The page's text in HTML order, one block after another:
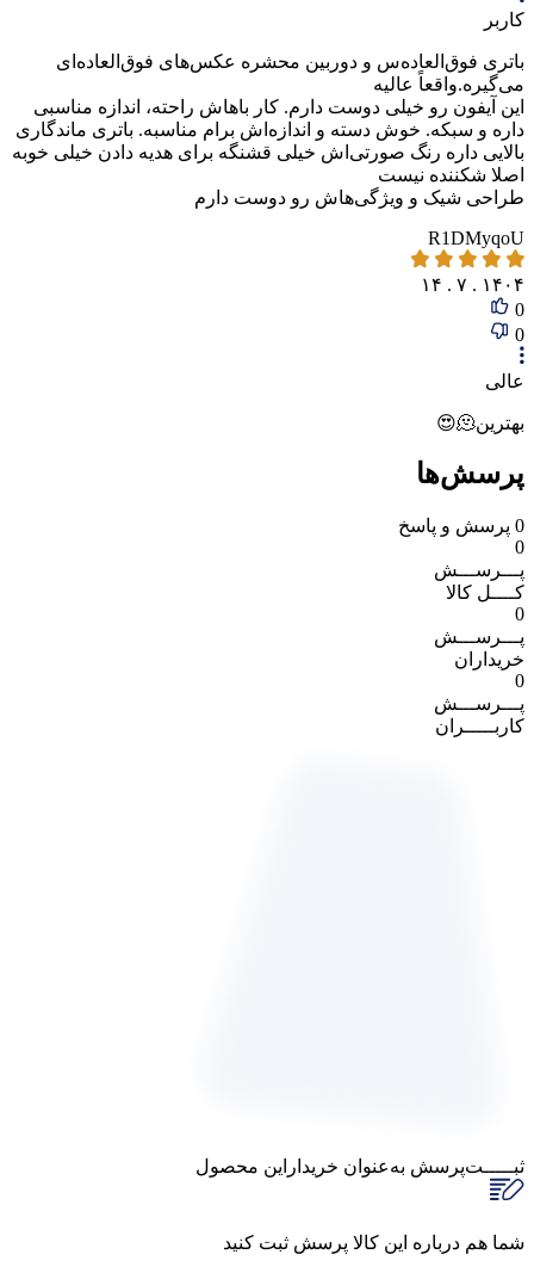
کاربر
باتری فوق‌العاده‌س و دوربین محشره عکس‌های فوق‌العاده‌ای
می‌گیره.واقعاً عالیه
این آیفون رو خیلی دوست دارم. کار باهاش راحته، اندازه مناسبی
داره و سبکه. خوش دسته و اندازه‌اش برام مناسبه. باتری ماندگاری
بالایی داره رنگ صورتی‌اش خیلی قشنگه برای هدیه دادن خیلی خوبه
اصلا شکننده نیست
طراحی شیک و ویژگی‌هاش رو دوست دارم
R1DMyqoU
۱۴۰۴ . ۷ . ۱۴
0
0
عالی
بهترین🫠😍
پرسش‌ها
0 پرسش و پاسخ
0
پـــرســـش
کــــل کالا
0
پـــرســـش
خریداران
0
پـــرســـش
کاربـــــران
ثبـــــت‌پرسش به‌عنوان ‌خریدار‌این‌ محصول
شما هم درباره این کالا پرسش ثبت کنید